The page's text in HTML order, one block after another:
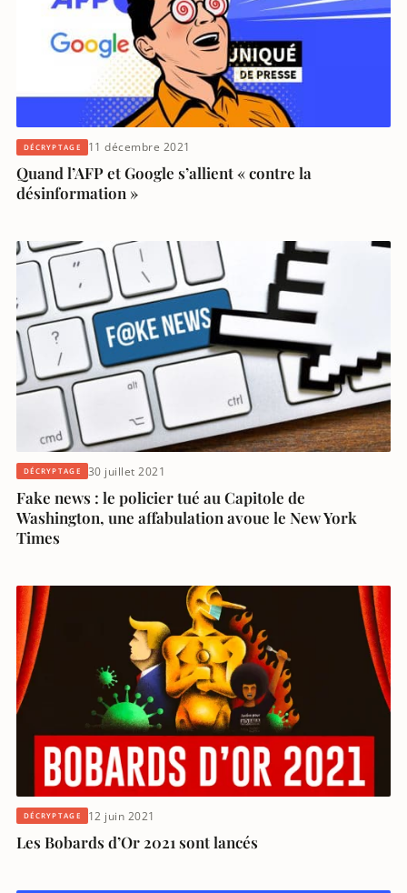
DÉCRYPTAGE 11 décembre 2021
Quand l’AFP et Google s’allient « contre la
désinformation »
DÉCRYPTAGE 30 juillet 2021
Fake news : le policier tué au Capitole de
Washington, une affabulation avoue le New York
Times
DÉCRYPTAGE 12 juin 2021
Les Bobards d’Or 2021 sont lancés